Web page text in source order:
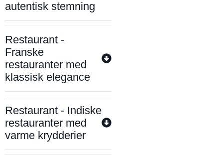
autentisk stemning
Restaurant -
Franske
restauranter med
klassisk elegance
Restaurant - Indiske
restauranter med
varme krydderier